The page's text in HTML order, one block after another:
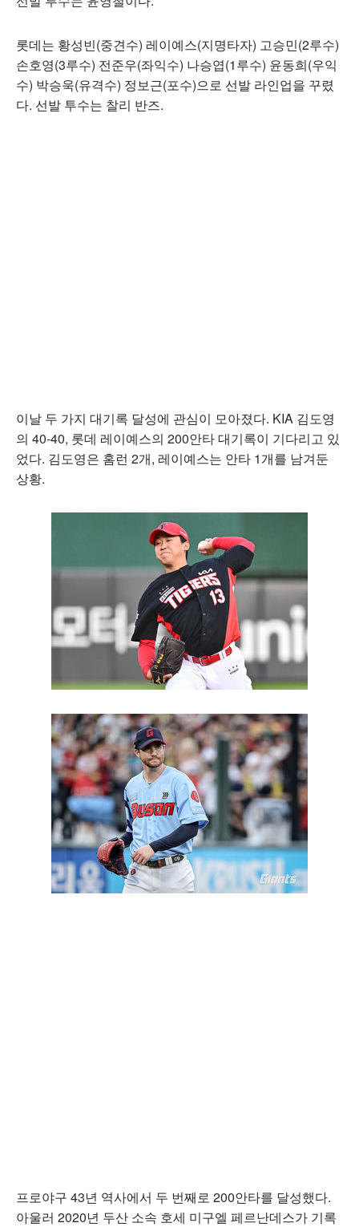
롯데는 황성빈(중견수) 레이예스(지명타자) 고승민(2루수)
손호영(3루수) 전준우(좌익수) 나승엽(1루수) 윤동희(우익
수) 박승욱(유격수) 정보근(포수)으로 선발 라인업을 꾸렸
다. 선발 투수는 찰리 반즈.
이날 두 가지 대기록 달성에 관심이 모아졌다. KIA 김도영
의 40-40, 롯데 레이예스의 200안타 대기록이 기다리고 있
었다. 김도영은 홈런 2개, 레이예스는 안타 1개를 남겨둔
상황.
프로야구 43년 역사에서 두 번째로 200안타를 달성했다.
아울러 2020년 두산 소속 호세 미구엘 페르난데스가 기록